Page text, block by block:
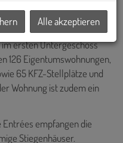
trapezförmigen
ersten Untergeschoss
126 Eigentumswohnungen,
65 KFZ-Stellplätze und
Wohnung ist zudem ein
empfangen die
Stiegenhäuser.
Alle akzeptieren